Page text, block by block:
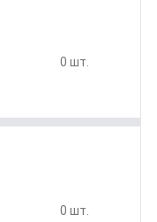
0 шт.
0 шт.